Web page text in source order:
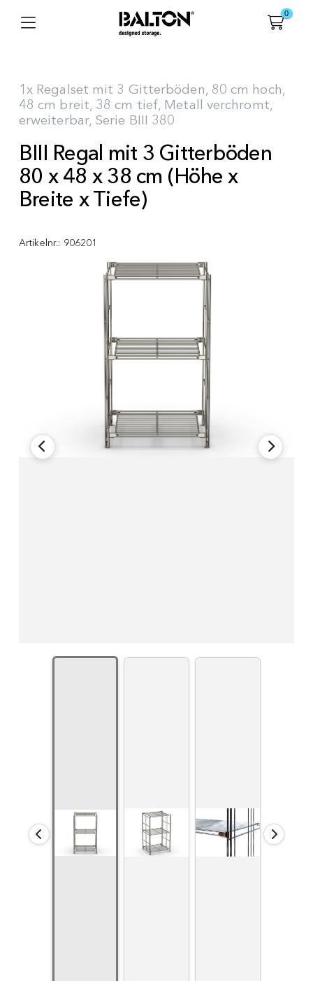
0
1x Regalset mit 3 Gitterböden, 80 cm hoch,
48 cm breit, 38 cm tief, Metall verchromt,
erweiterbar, Serie BIII 380
BIII Regal mit 3 Gitterböden
80 x 48 x 38 cm (Höhe x
Breite x Tiefe)
Artikelnr.: 906201